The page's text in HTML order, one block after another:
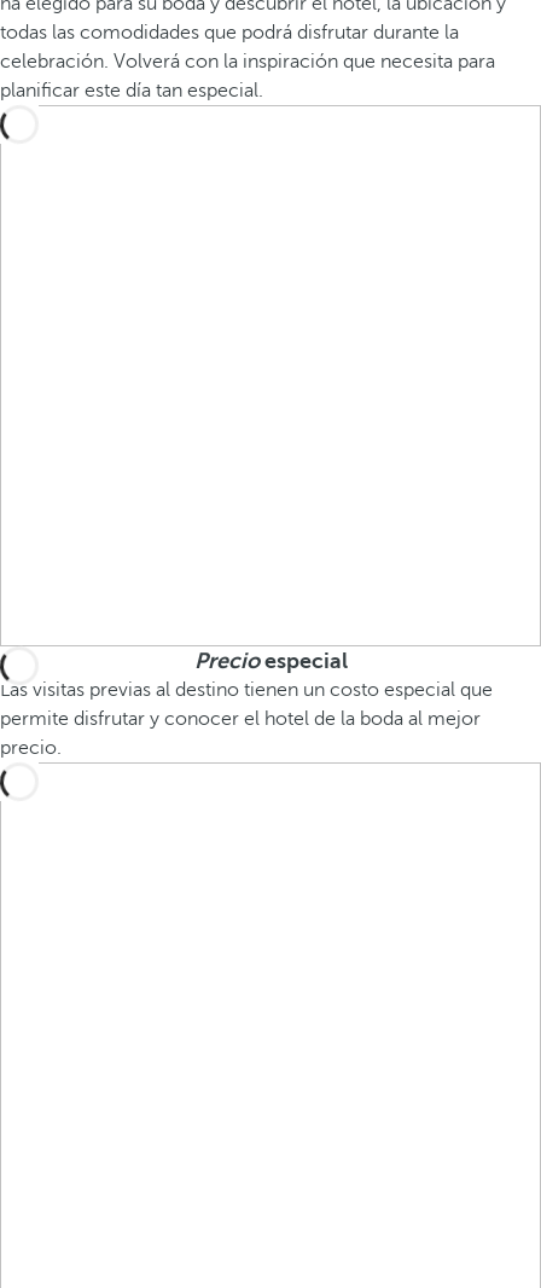
todas las comodidades que podrá disfrutar durante la
celebración. Volverá con la inspiración que necesita para
planificar este día tan especial.
Precioespecial
Las visitas previas al destino tienen un costo especial que
permite disfrutar y conocer el hotel de la boda al mejor
precio.